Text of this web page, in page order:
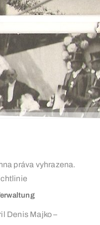
práva vyhrazena.
Denis Majko –